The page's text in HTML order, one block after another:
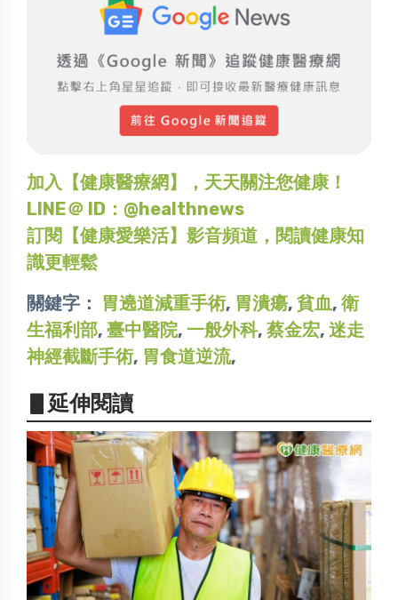
加入【健康醫療網】，天天關注您健康！
LINE＠ ID：@healthnews
訂閱【健康愛樂活】影音頻道，閱讀健康知
識更輕鬆
關鍵字： 胃遶道減重手術, 胃潰瘍, 貧血, 衛
生福利部, 臺中醫院, 一般外科, 蔡金宏, 迷走
神經截斷手術, 胃食道逆流,
▋延伸閱讀